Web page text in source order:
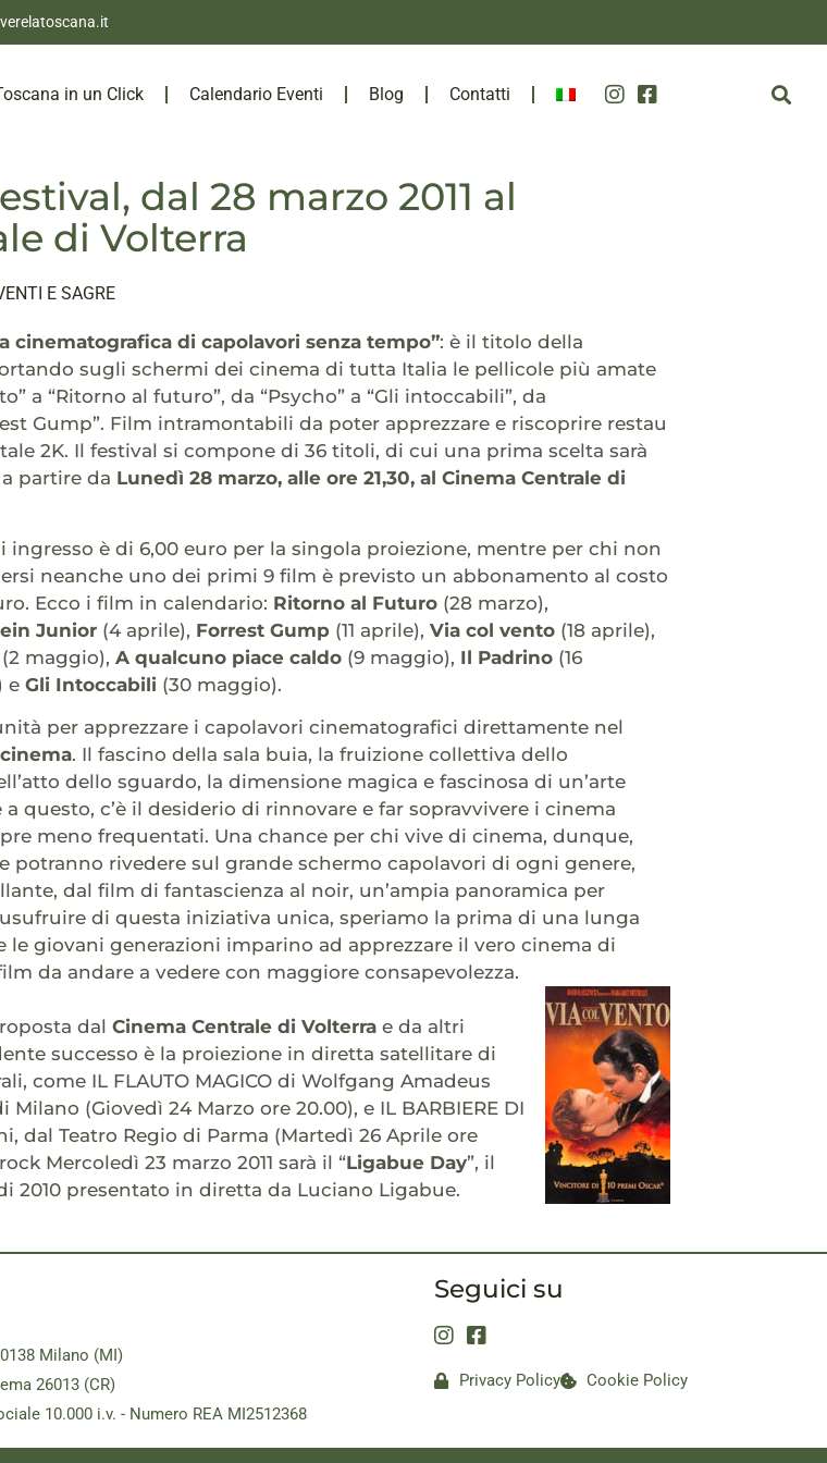
in un Click Calendario Eventi Blog Contatti
dal 28 marzo 2011 al
di Volterra
E SAGRE
cinematografica di capolavori senza tempo”: è il titolo della
sugli schermi dei cinema di tutta Italia le pellicole più amate
a “Ritorno al futuro”, da “Psycho” a “Gli intoccabili”, da
Gump”. Film intramontabili da poter apprezzare e riscoprire restau
2K. Il festival si compone di 36 titoli, di cui una prima scelta sarà
partire da Lunedì 28 marzo, alle ore 21,30, al Cinema Centrale di
ingresso è di 6,00 euro per la singola proiezione, mentre per chi non
neanche uno dei primi 9 film è previsto un abbonamento al costo
Ecco i film in calendario: Ritorno al Futuro (28 marzo),
Junior (4 aprile), Forrest Gump (11 aprile), Via col vento (18 aprile),
(2 maggio), A qualcuno piace caldo (9 maggio), Il Padrino (16
e Gli Intoccabili (30 maggio).
per apprezzare i capolavori cinematografici direttamente nel
. Il fascino della sala buia, la fruizione collettiva dello
dello sguardo, la dimensione magica e fascinosa di un’arte
questo, c’è il desiderio di rinnovare e far sopravvivere i cinema
meno frequentati. Una chance per chi vive di cinema, dunque,
potranno rivedere sul grande schermo capolavori di ogni genere,
dal film di fantascienza al noir, un’ampia panoramica per
di questa iniziativa unica, speriamo la prima di una lunga
le giovani generazioni imparino ad apprezzare il vero cinema di
da andare a vedere con maggiore consapevolezza.
dal Cinema Centrale di Volterra e da altri
successo è la proiezione in diretta satellitare di
come IL FLAUTO MAGICO di Wolfgang Amadeus
Milano (Giovedì 24 Marzo ore 20.00), e IL BARBIERE DI
dal Teatro Regio di Parma (Martedì 26 Aprile ore
Mercoledì 23 marzo 2011 sarà il “Ligabue Day”, il
2010 presentato in diretta da Luciano Ligabue.
Milano (MI)
26013 (CR)
10.000 i.v. - Numero REA MI2512368
Seguici su
Privacy Policy Cookie Policy